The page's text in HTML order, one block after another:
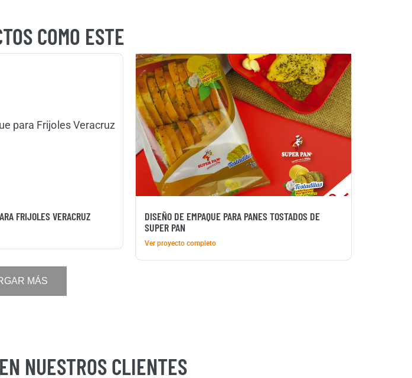
COMO ESTE
FRIJOLES VERACRUZ
DISEÑO DE EMPAQUE PARA PANES TOSTADOS DE
SUPER PAN
Ver proyecto completo
MÁS
NUESTROS CLIENTES